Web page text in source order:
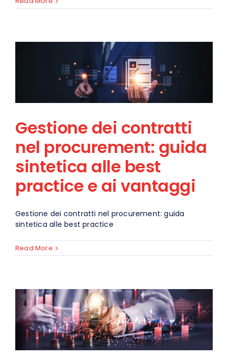
Gestione dei contratti
nel procurement: guida
sintetica alle best
practice e ai vantaggi
Gestione dei contratti nel procurement: guida
sintetica alle best practice
Read More